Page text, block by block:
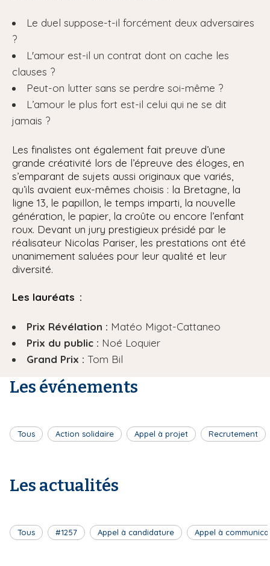
Le duel suppose-t-il forcément deux adversaires
?
L'amour est-il un contrat dont on cache les
clauses ?
Peut-on lutter sans se perdre soi-même ?
L’amour le plus fort est-il celui qui ne se dit
jamais ?
Les finalistes ont également fait preuve d’une
grande créativité lors de l’épreuve des éloges, en
s’emparant de sujets aussi originaux que variés,
qu’ils avaient eux-mêmes choisis : la Bretagne, la
ligne 13, le papillon, le temps imparti, la nouvelle
génération, le papier, la croûte ou encore l’enfant
roux. Devant un jury prestigieux présidé par le
réalisateur Nicolas Pariser, les prestations ont été
unanimement saluées pour leur qualité et leur
diversité.
Les lauréats :
Prix Révélation : Matéo Migot-Cattaneo
Prix du public : Noé Loquier
Grand Prix : Tom Bil
Les événements
Tous Action solidaire Appel à projet Recrutement
Les actualités
Tous #1257 Appel à candidature Appel à